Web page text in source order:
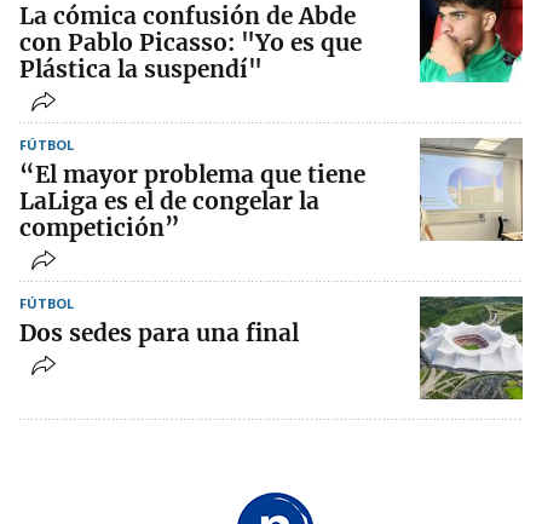
La cómica confusión de Abde
con Pablo Picasso: "Yo es que
Plástica la suspendí"
FÚTBOL
“El mayor problema que tiene
LaLiga es el de congelar la
competición”
FÚTBOL
Dos sedes para una final